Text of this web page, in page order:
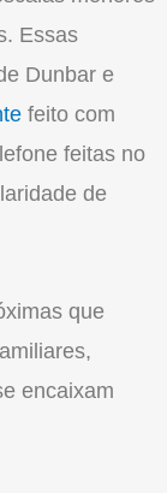
Essas
Dunbar e
feito com
feitas no
de
que
encaixam